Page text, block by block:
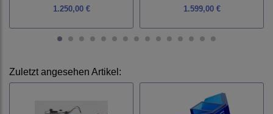
1.250,00 € 1.599,00 €
Zuletzt angesehen Artikel: